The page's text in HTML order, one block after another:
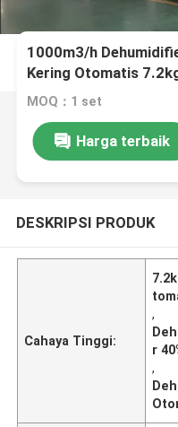
1000m3/h
Kering Otomatis
MOQ：1 set
Harga terbaik
DESKRIPSI PRODUK
Cahaya Tinggi:
,
r
,